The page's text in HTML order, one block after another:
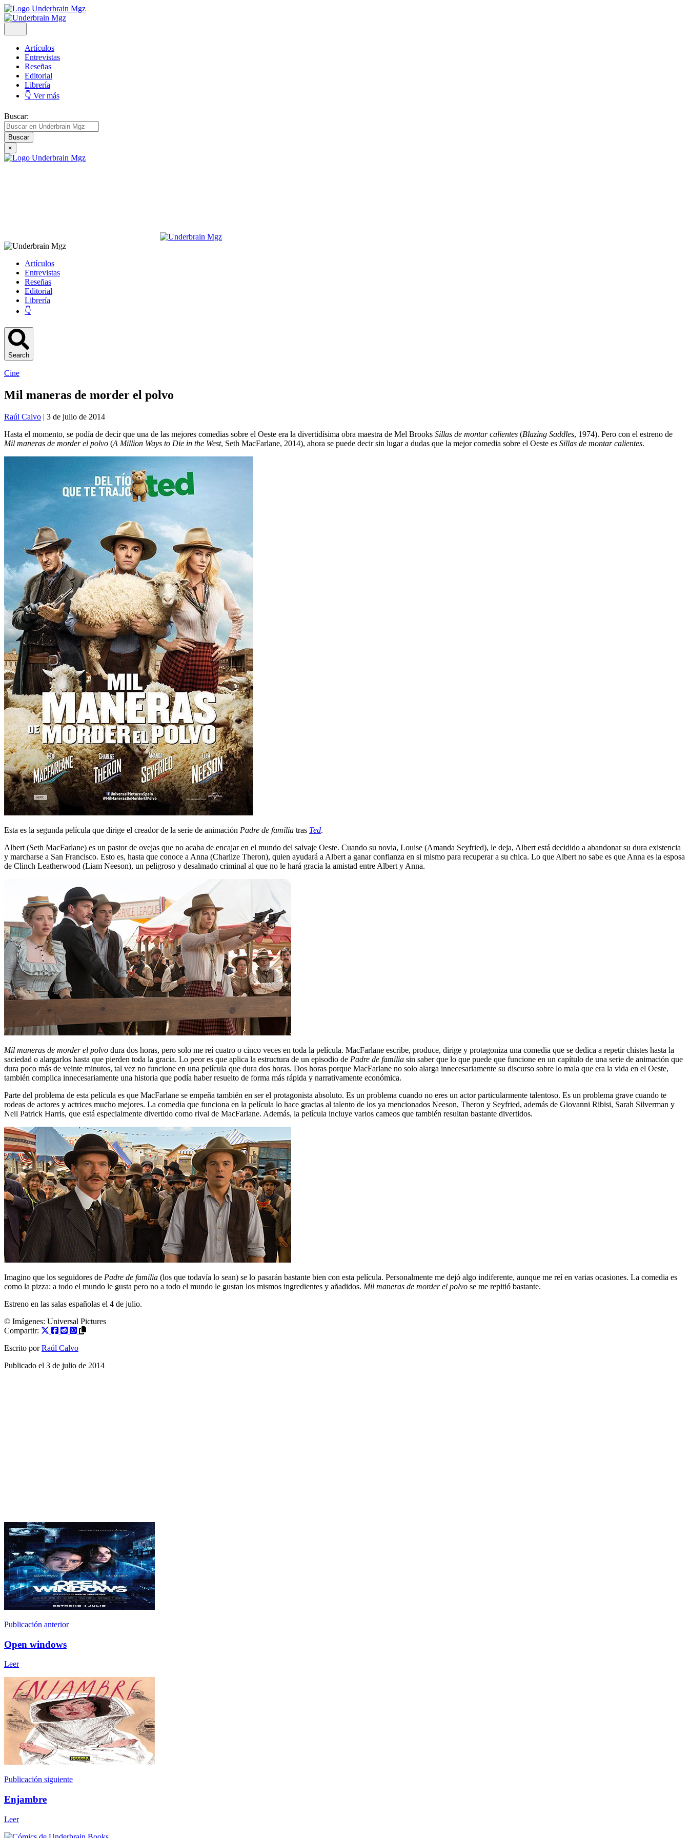
Artículos
Entrevistas
Reseñas
Editorial
Librería
👇 Ver más
Buscar:
×
Artículos
Entrevistas
Reseñas
Editorial
Librería
👇
Search
Cine
Mil maneras de morder el polvo
Raúl Calvo | 3 de julio de 2014
Hasta el momento, se podía de decir que una de las mejores comedias sobre el Oeste era la divertidísima obra maestra de Mel Brooks Sillas de montar calientes (Blazing Saddles, 1974). Pero con el estreno de
Mil maneras de morder el polvo (A Million Ways to Die in the West, Seth MacFarlane, 2014), ahora se puede decir sin lugar a dudas que la mejor comedia sobre el Oeste es Sillas de montar calientes.
Esta es la segunda película que dirige el creador de la serie de animación Padre de familia tras Ted.
Albert (Seth MacFarlane) es un pastor de ovejas que no acaba de encajar en el mundo del salvaje Oeste. Cuando su novia, Louise (Amanda Seyfried), le deja, Albert está decidido a abandonar su dura existencia
y marcharse a San Francisco. Esto es, hasta que conoce a Anna (Charlize Theron), quien ayudará a Albert a ganar confianza en si mismo para recuperar a su chica. Lo que Albert no sabe es que Anna es la esposa
de Clinch Leatherwood (Liam Neeson), un peligroso y desalmado criminal al que no le hará gracia la amistad entre Albert y Anna.
Mil maneras de morder el polvo dura dos horas, pero solo me reí cuatro o cinco veces en toda la película. MacFarlane escribe, produce, dirige y protagoniza una comedia que se dedica a repetir chistes hasta la
saciedad o alargarlos hasta que pierden toda la gracia. Lo peor es que aplica la estructura de un episodio de Padre de familia sin saber que lo que puede que funcione en un capítulo de una serie de animación que
dura poco más de veinte minutos, tal vez no funcione en una película que dura dos horas. Dos horas porque MacFarlane no solo alarga innecesariamente su discurso sobre lo mala que era la vida en el Oeste,
también complica innecesariamente una historia que podía haber resuelto de forma más rápida y narrativamente económica.
Parte del problema de esta película es que MacFarlane se empeña también en ser el protagonista absoluto. Es un problema cuando no eres un actor particularmente talentoso. Es un problema grave cuando te
rodeas de actores y actrices mucho mejores. La comedia que funciona en la película lo hace gracias al talento de los ya mencionados Neeson, Theron y Seyfried, además de Giovanni Ribisi, Sarah Silverman y
Neil Patrick Harris, que está especialmente divertido como rival de MacFarlane. Además, la película incluye varios cameos que también resultan bastante divertidos.
Imagino que los seguidores de Padre de familia (los que todavía lo sean) se lo pasarán bastante bien con esta película. Personalmente me dejó algo indiferente, aunque me reí en varias ocasiones. La comedia es
como la pizza: a todo el mundo le gusta pero no a todo el mundo le gustan los mismos ingredientes y añadidos. Mil maneras de morder el polvo se me repitió bastante.
Estreno en las salas españolas el 4 de julio.
© Imágenes: Universal Pictures
Compartir:
Escrito por Raúl Calvo
Publicado el 3 de julio de 2014
Publicación anterior
Open windows
Leer
Publicación siguiente
Enjambre
Leer